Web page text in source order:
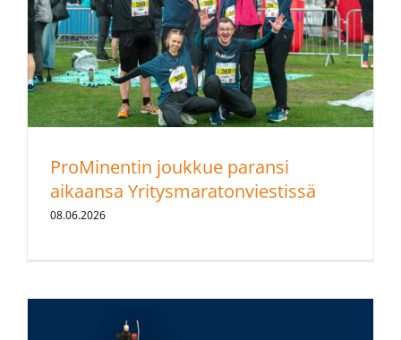
ProMinentin joukkue paransi
aikaansa Yritysmaratonviestissä
08.06.2026